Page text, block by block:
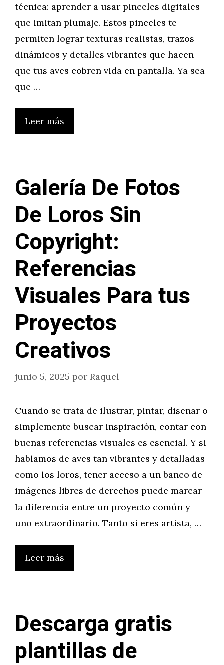
técnica: aprender a usar pinceles digitales
que imitan plumaje. Estos pinceles te
permiten lograr texturas realistas, trazos
dinámicos y detalles vibrantes que hacen
que tus aves cobren vida en pantalla. Ya sea
que …
Leer más
Galería De Fotos
De Loros Sin
Copyright:
Referencias
Visuales Para tus
Proyectos
Creativos
junio 5, 2025 por Raquel
Cuando se trata de ilustrar, pintar, diseñar o
simplemente buscar inspiración, contar con
buenas referencias visuales es esencial. Y si
hablamos de aves tan vibrantes y detalladas
como los loros, tener acceso a un banco de
imágenes libres de derechos puede marcar
la diferencia entre un proyecto común y
uno extraordinario. Tanto si eres artista, …
Leer más
Descarga gratis
plantillas de